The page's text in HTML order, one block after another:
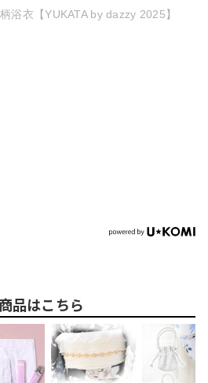
浴衣【YUKATA by dazzy 2025】
品はこちら